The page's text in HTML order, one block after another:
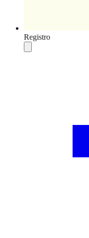
Registro
Compartilhar